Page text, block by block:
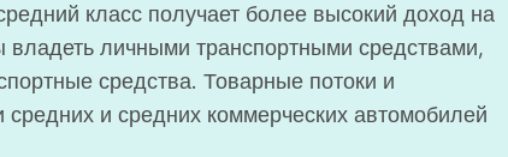
класс получает более высокий доход на
личными транспортными средствами,
средства. Товарные потоки и
и средних коммерческих автомобилей